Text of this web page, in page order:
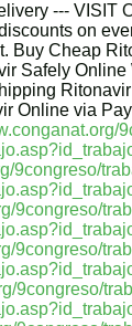
--- VISIT
on
Buy Cheap
Safely
Online via
9congreso/
9congreso/
9congreso/
9congreso/